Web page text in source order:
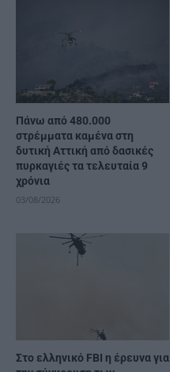
Πάνω από 480.000
στρέμματα καμένα στη
δυτική Αττική από δασικές
πυρκαγιές τα τελευταία 9
χρόνια
03/08/2026
Στο ελληνικό FBI η έρευνα για